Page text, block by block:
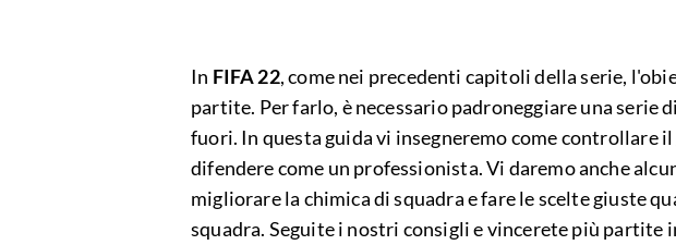
In FIFA 22, come nei precedenti capitoli della serie,
partite. Per farlo, è necessario padroneggiare una serie
fuori. In questa guida vi insegneremo come controllare il
difendere come un professionista. Vi daremo anche
migliorare la chimica di squadra e fare le scelte giuste
squadra. Seguite i nostri consigli e vincerete più partite